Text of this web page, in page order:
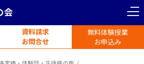
会
資料請求
お問合せ
無料体験授業
お申込み